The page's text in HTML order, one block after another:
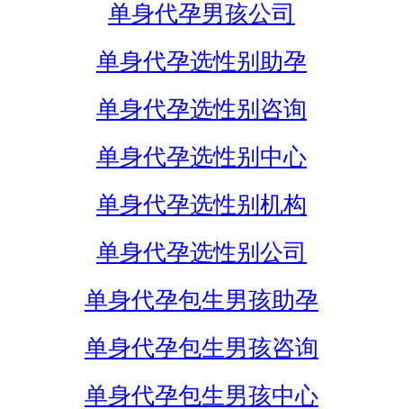
单身代孕男孩公司
单身代孕选性别助孕
单身代孕选性别咨询
单身代孕选性别中心
单身代孕选性别机构
单身代孕选性别公司
单身代孕包生男孩助孕
单身代孕包生男孩咨询
单身代孕包生男孩中心